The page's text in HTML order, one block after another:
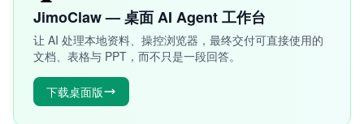
JimoClaw — 桌面 AI Agent 工作台
让 AI 处理本地资料、操控浏览器，最终交付可直接使用的
文档、表格与 PPT，而不只是一段回答。
下载桌面版